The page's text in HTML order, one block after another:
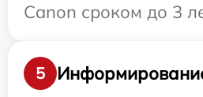
Canon сроком до 3
5